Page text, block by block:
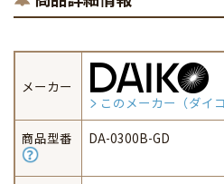
メーカー
このメーカー（ダイ
商品型番
DA-0300B-GD